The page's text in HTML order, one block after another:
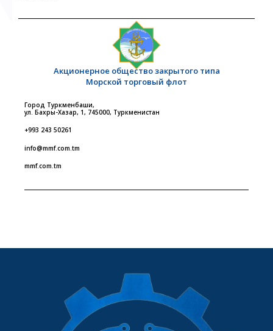
Акционерное общество закрытого типа
Морской торговый флот
Город Туркменбаши,
ул. Бахры-Хазар, 1, 745000, Туркменистан
+993 243 50261
info@mmf.com.tm
mmf.com.tm